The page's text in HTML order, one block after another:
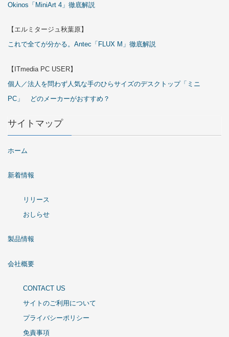
Okinos「MiniArt 4」徹底解説
【エルミタージュ秋葉原】
これで全てが分かる。Antec「FLUX M」徹底解説
【ITmedia PC USER】
個人／法人を問わず人気な手のひらサイズのデスクトップ「ミニ
PC」 どのメーカーがおすすめ？
サイトマップ
ホーム
新着情報
リリース
おしらせ
製品情報
会社概要
CONTACT US
サイトのご利用について
プライバシーポリシー
免責事項